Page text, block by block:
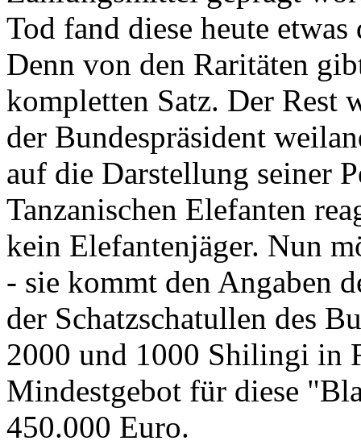
Tod fand diese heute
Denn von den Raritäten
kompletten Satz. Der Rest
der Bundespräsident
auf die Darstellung seiner
Tanzanischen Elefanten
kein Elefantenjäger. Nun
- sie kommt den Angaben
der Schatzschatullen des
2000 und 1000 Shilingi in
Mindestgebot für diese
450.000 Euro.